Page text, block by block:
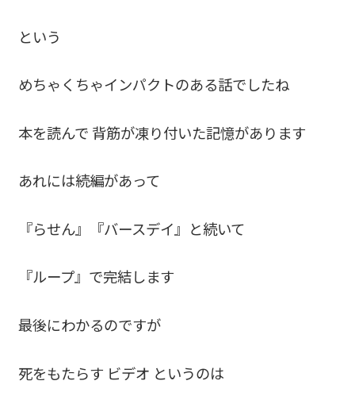
という
めちゃくちゃインパクトのある話でしたね
本を読んで 背筋が凍り付いた記憶があります
あれには続編があって
『らせん』『バースデイ』と続いて
『ループ』で完結します
最後にわかるのですが
死をもたらす ビデオ というのは